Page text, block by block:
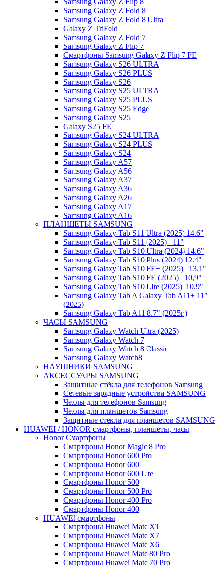
Samsung Galaxy Z Fold 8
Samsung Galaxy Z Fold 8 Ultra
Galaxy Z TriFold
Samsung Galaxy Z Fold 7
Samsung Galaxy Z Flip 7
Смартфоны Samsung Galaxy Z Flip 7 FE
Samsung Galaxy S26 ULTRA
Samsung Galaxy S26 PLUS
Samsung Galaxy S26
Samsung Galaxy S25 ULTRA
Samsung Galaxy S25 PLUS
Samsung Galaxy S25 Edge
Samsung Galaxy S25
Galaxy S25 FE
Samsung Galaxy S24 ULTRA
Samsung Galaxy S24 PLUS
Samsung Galaxy S24
Samsung Galaxy A57
Samsung Galaxy A56
Samsung Galaxy A37
Samsung Galaxy A36
Samsung Galaxy A26
Samsung Galaxy A17
Samsung Galaxy A16
ПЛАНШЕТЫ SAMSUNG
Samsung Galaxy Tab S11 Ultra (2025) 14.6"
Samsung Galaxy Tab S11 (2025) _11"
Samsung Galaxy Tab S10 Ultra (2024) 14.6"
Samsung Galaxy Tab S10 Plus (2024) 12.4"
Samsung Galaxy Tab S10 FE+ (2025)_ 13.1"
Samsung Galaxy Tab S10 FE (2025)_ 10,9"
Samsung Galaxy Tab S10 LIte (2025)_10.9"
Samsung Galaxy Tab A Galaxy Tab A11+ 11"
(2025)
Samsung Galaxy Tab A11 8.7" (2025г.)
ЧАСЫ SAMSUNG
Samsung Galaxy Watch Ultra (2025)
Samsung Galaxy Watch 7
Samsung Galaxy Watch 8 Classic
Samsung Galaxy Watch8
НАУШНИКИ SAMSUNG
АКСЕССУАРЫ SAMSUNG
Защитные стёкла для телефонов Samsung
Сетевые зарядные устройства SAMSUNG
Чехлы для телефонов Samsung
Чехлы для планшетов Samsung
Защитные стекла для планшетов SAMSUNG
HUAWEI / HONOR cмартфоны, планшеты, часы
Honor Смартфоны
Смартфоны Honor Magic 8 Pro
Смартфоны Honor 600 Pro
Смартфоны Honor 600
Смартфоны Honor 600 Lite
Смартфоны Honor 500
Смартфоны Honor 500 Pro
Смартфоны Honor 400 Pro
Смартфоны Honor 400
HUAWEI cмартфоны
Смартфоны Huawei Mate XT
Смартфоны Huawei Mate X7
Смартфоны Huawei Mate X6
Смартфоны Huawei Mate 80 Pro
Смартфоны Huawei Mate 70 Pro